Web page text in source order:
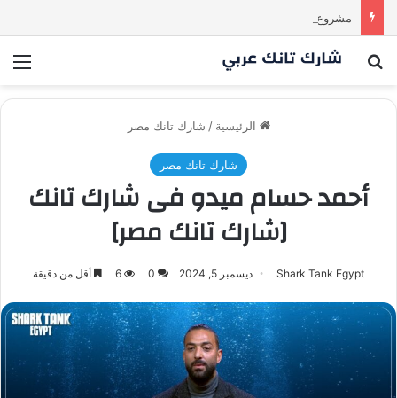
بحث عن
الرئيسية / شارك تانك مصر
شارك تانك مصر
أحمد حسام ميدو فى شارك تانك
[شارك تانك مصر]
Shark Tank Egypt ديسمبر 5, 2024 0
6 أقل من دقيقة